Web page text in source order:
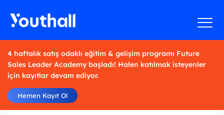
4 haftalık satış odaklı eğitim & gelişim programı Future
Sales Leader Academy başladı! Halen katılmak isteyenler
için kayıtlar devam ediyor.
Hemen Kayıt Ol